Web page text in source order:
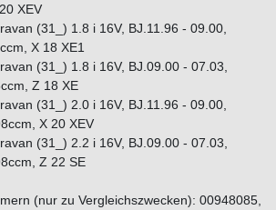
XEV
(31_) 1.8 i 16V, BJ.11.96 - 09.00,
X 18 XE1
(31_) 1.8 i 16V, BJ.09.00 - 07.03,
Z 18 XE
(31_) 2.0 i 16V, BJ.11.96 - 09.00,
X 20 XEV
(31_) 2.2 i 16V, BJ.09.00 - 07.03,
Z 22 SE
(nur zu Vergleichszwecken): 00948085,